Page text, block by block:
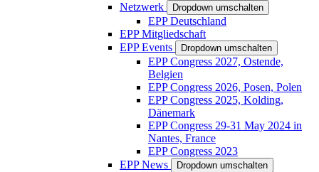
Netzwerk Dropdown umschalten
EPP Deutschland
EPP Mitgliedschaft
EPP Events
Dropdown umschalten
EPP Congress 2027, Ostende,
Belgien
EPP Congress 2026, Posen, Polen
EPP Congress 2025, Kolding,
Dänemark
EPP Congress 29-31 May 2024 in
Nantes, France
EPP Congress 2023
EPP News
Dropdown umschalten